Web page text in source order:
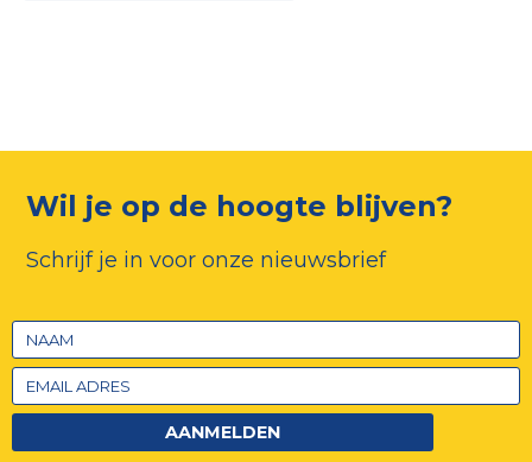
Wil je op de hoogte blijven?
Schrijf je in voor onze nieuwsbrief
AANMELDEN